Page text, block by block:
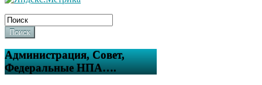
Поиск
Администрация, Совет,
Федеральные НПА….